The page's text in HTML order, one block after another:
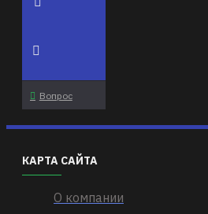
Вопрос
КАРТА САЙТА
О компании